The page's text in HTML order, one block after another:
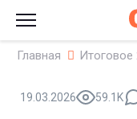
Главная Итоговое
19.03.2026 59.1K